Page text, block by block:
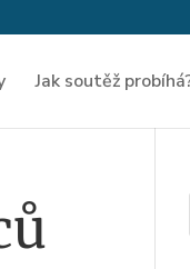
Jak soutěž